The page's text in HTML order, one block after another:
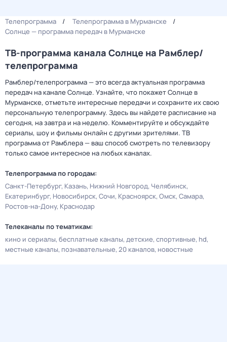
Телепрограмма
Телепрограмма в Мурманске
Солнце — программа передач в Мурманске
ТВ-программа канала Солнце на Рамблер/
телепрограмма
Рамблер/телепрограмма — это всегда актуальная программа
передач на канале Солнце. Узнайте, что покажет Солнце в
Мурманске, отметьте интересные передачи и сохраните их свою
персональную телепрограмму. Здесь вы найдете расписание на
сегодня, на завтра и на неделю. Комментируйте и обсуждайте
сериалы, шоу и фильмы онлайн с другими зрителями. ТВ
программа от Рамблера — ваш способ смотреть по телевизору
только самое интересное на любых каналах.
Телепрограмма по городам:
Санкт-Петербург Казань Нижний Новгород Челябинск
Екатеринбург Новосибирск Сочи Красноярск Омск Самара
Ростов-на-Дону Краснодар
Телеканалы по тематикам:
кино и сериалы бесплатные каналы детские спортивные hd
местные каналы познавательные 20 каналов новостные